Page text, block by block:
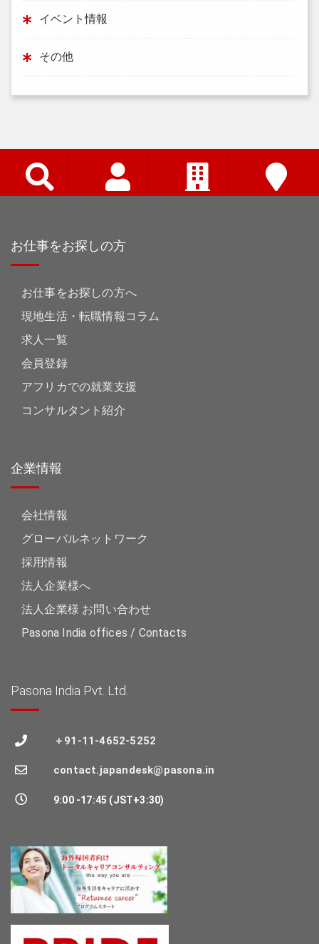
イベント情報
その他
お仕事をお探しの方
お仕事をお探しの方へ
現地生活・転職情報コラム
求人一覧
会員登録
アフリカでの就業支援
コンサルタント紹介
企業情報
会社情報
グローバルネットワーク
採用情報
法人企業様へ
法人企業様 お問い合わせ
Pasona India offices / Contacts
Pasona India Pvt. Ltd.
＋91-11-4652-5252
contact.japandesk@pasona.in
9:00 -17:45 (JST+3:30)